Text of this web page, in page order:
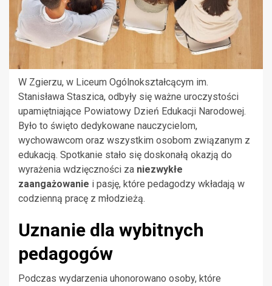
W Zgierzu, w Liceum Ogólnokształcącym im.
Stanisława Staszica, odbyły się ważne uroczystości
upamiętniające Powiatowy Dzień Edukacji Narodowej.
Było to święto dedykowane nauczycielom,
wychowawcom oraz wszystkim osobom związanym z
edukacją. Spotkanie stało się doskonałą okazją do
wyrażenia wdzięczności za niezwykłe
zaangażowanie i pasję, które pedagodzy wkładają w
codzienną pracę z młodzieżą.
Uznanie dla wybitnych
pedagogów
Podczas wydarzenia uhonorowano osoby, które